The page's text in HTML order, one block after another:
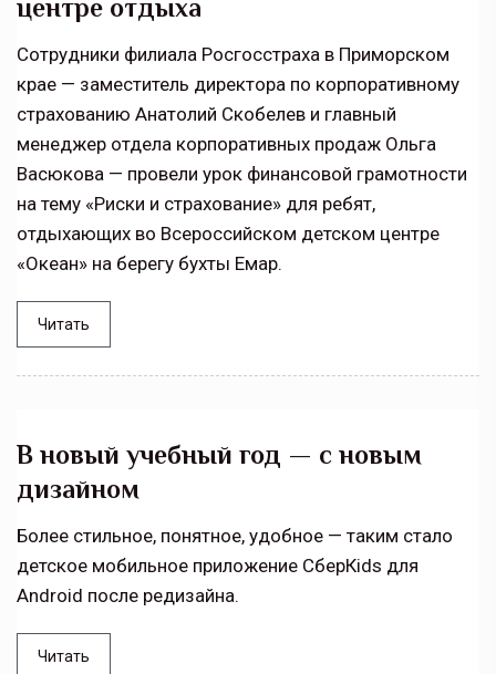
центре отдыха
Сотрудники филиала Росгосстраха в Приморском
крае — заместитель директора по корпоративному
страхованию Анатолий Скобелев и главный
менеджер отдела корпоративных продаж Ольга
Васюкова — провели урок финансовой грамотности
на тему «Риски и страхование» для ребят,
отдыхающих во Всероссийском детском центре
«Океан» на берегу бухты Емар.
Читать
В новый учебный год — с новым
дизайном
Более стильное, понятное, удобное — таким стало
детское мобильное приложение СберКids для
Android после редизайна.
Читать